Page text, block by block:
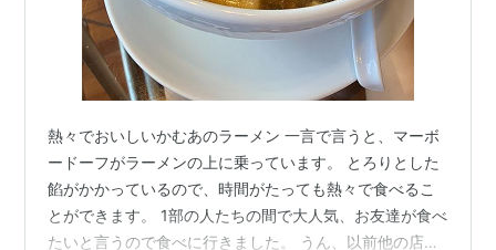
熱々でおいしいかむあのラーメン 一言で言うと、マーボ
ードーフがラーメンの上に乗っています。 とろりとした
餡がかかっているので、時間がたっても熱々で食べるこ
とができます。 1部の人たちの間で大人気、お友達が食べ
たいと言うので食べに行きました。 うん、以前他の店で